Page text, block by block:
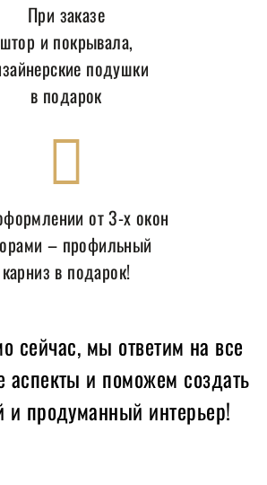
При заказе
штор и покрывала,
подушки
в подарок
от 3-х окон
– профильный
карниз в подарок!
сейчас, мы ответим на все
аспекты и поможем создать
и продуманный интерьер!